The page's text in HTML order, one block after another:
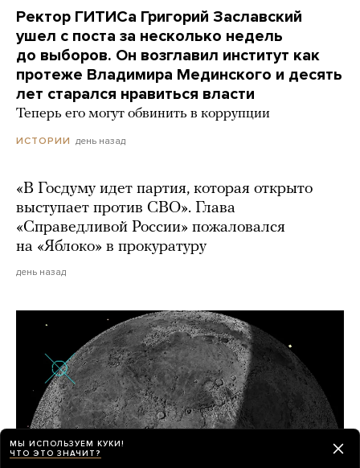
Ректор ГИТИСа Григорий Заславский
ушел с поста за несколько недель
до выборов. Он возглавил институт как
протеже Владимира Мединского и десять
лет старался нравиться власти
Теперь его могут обвинить в коррупции
ИСТОРИИ день назад
«В Госдуму идет партия, которая открыто
выступает против СВО». Глава
«Справедливой России» пожаловался
на «Яблоко» в прокуратуру
день назад
МЫ ИСПОЛЬЗУЕМ КУКИ!
ЧТО ЭТО ЗНАЧИТ?